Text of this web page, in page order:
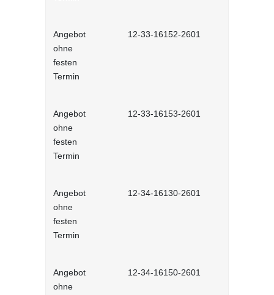
Angebot
ohne
festen
Termin
12-33-16152-2601
Angebot
ohne
festen
Termin
12-33-16153-2601
Angebot
ohne
festen
Termin
12-34-16130-2601
Angebot
ohne
12-34-16150-2601